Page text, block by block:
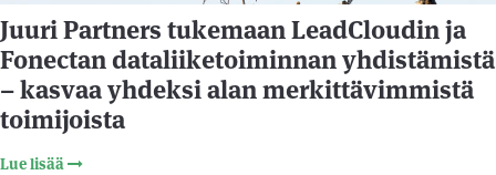
Juuri Partners tukemaan LeadCloudin ja
Fonectan dataliiketoiminnan yhdistämistä
– kasvaa yhdeksi alan merkittävimmistä
toimijoista
Lue lisää